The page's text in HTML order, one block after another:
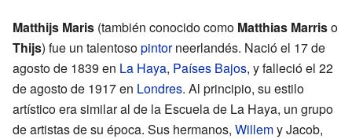
Matthijs Maris (también conocido como Matthias Marriso
Thijs) fue un talentosopintorneerlandés. Nació el 17 de
agosto de 1839 en La Haya, Países Bajos, y falleció el 22
de agosto de 1917 en Londres. Al principio, su estilo
artístico era similar al de la Escuela de La Haya, un grupo
de artistas de su época. Sus hermanos, Willemy Jacob,